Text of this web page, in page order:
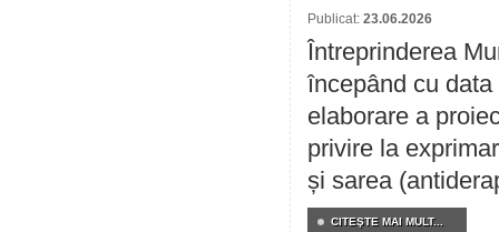
Publicat: 23.06.2026
Întreprinderea
începând cu
elaborare a
privire la
și sarea
CITEŞTE MAI MULT...